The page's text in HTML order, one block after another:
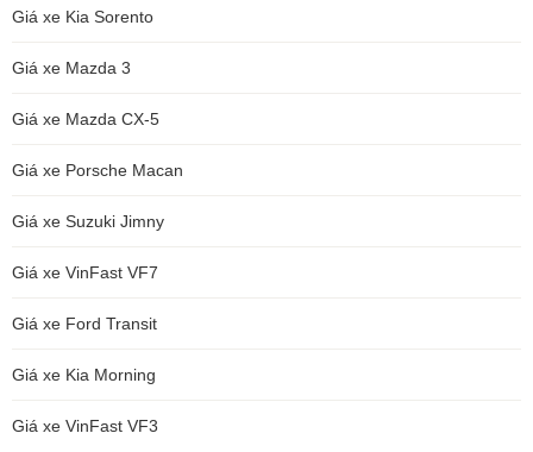
Giá xe Kia Sorento
Giá xe Mazda 3
Giá xe Mazda CX-5
Giá xe Porsche Macan
Giá xe Suzuki Jimny
Giá xe VinFast VF7
Giá xe Ford Transit
Giá xe Kia Morning
Giá xe VinFast VF3